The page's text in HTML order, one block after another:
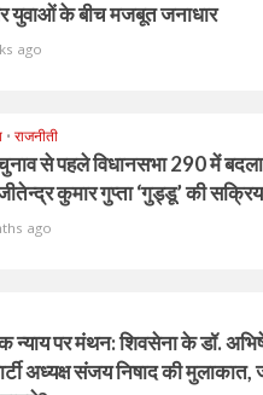
युवाओं के बीच मजबूत जनाधार
ago
• राजनीती
से पहले विधानसभा 290 में
कुमार गुप्ता ‘गुड्डू’ की
ago
न्याय पर मंथन: शिवसेना के डॉ.
अध्यक्ष संजय निषाद की मुलाकात,